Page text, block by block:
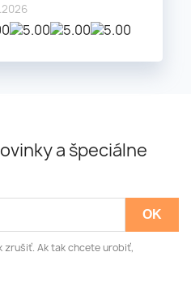
a špeciálne
zrušiť. Ak tak chcete urobiť,